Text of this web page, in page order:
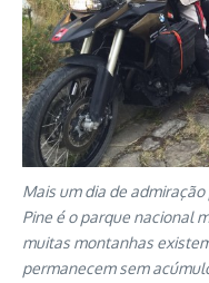
Mais um dia de
Pine é o parque nacional
muitas montanhas
permanecem sem